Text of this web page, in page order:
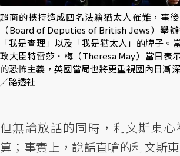
超商的挾持造成四名法籍猶太人罹難，事後
（Board of Deputies of British Jews）舉
「我是查理」以及「我是猶太人」的牌子。
政大臣特雷莎．梅（Theresa May）當日表
的恐怖主義，英國當局也將更重視國內日漸
／路透社
但無論放話的同時，利文斯東
算；事實上，說話直嗆的利文斯